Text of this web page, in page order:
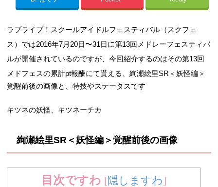
ラブライブ！スクールアイドルフェスティバル（スクフェ
ス）では2016年7月20日〜31日に第13回メドレーフェスティバ
ルが開催されているのですが、今回紹介するのはその第13回
メドフェスの累計pt報酬にて貰える、絢瀬絵里SR＜妖怪編＞
覚醒前後の画像と、特技やステータスです
キツネの妖怪、キツネーチカ
絢瀬絵里SR＜妖怪編＞覚醒前後の画像
目次ですわ [隠しますわ]